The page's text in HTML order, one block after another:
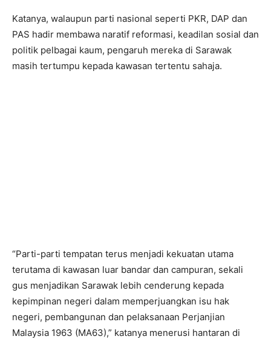
Katanya, walaupun parti nasional seperti PKR, DAP dan
PAS hadir membawa naratif reformasi, keadilan sosial dan
politik pelbagai kaum, pengaruh mereka di Sarawak
masih tertumpu kepada kawasan tertentu sahaja.
“Parti-parti tempatan terus menjadi kekuatan utama
terutama di kawasan luar bandar dan campuran, sekali
gus menjadikan Sarawak lebih cenderung kepada
kepimpinan negeri dalam memperjuangkan isu hak
negeri, pembangunan dan pelaksanaan Perjanjian
Malaysia 1963 (MA63),” katanya menerusi hantaran di